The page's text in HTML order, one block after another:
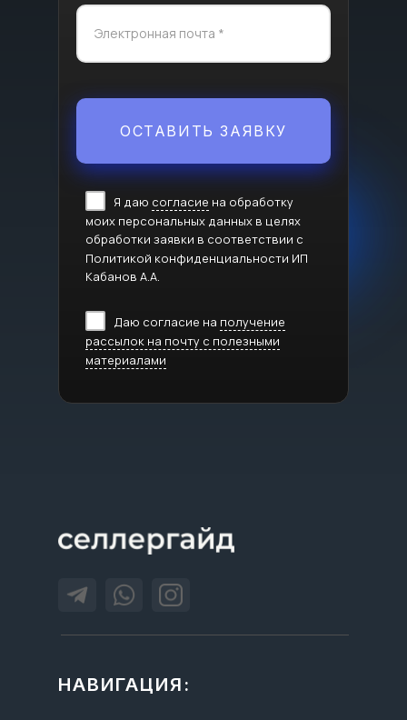
ОСТАВИТЬ ЗАЯВКУ
Я даю согласие на обработку
моих персональных данных в целях
обработки заявки в соответствии с
Политикой конфиденциальности ИП
Кабанов А.А.
Даю согласие на получение
рассылок на почту с полезными
материалами
НАВИГАЦИЯ: